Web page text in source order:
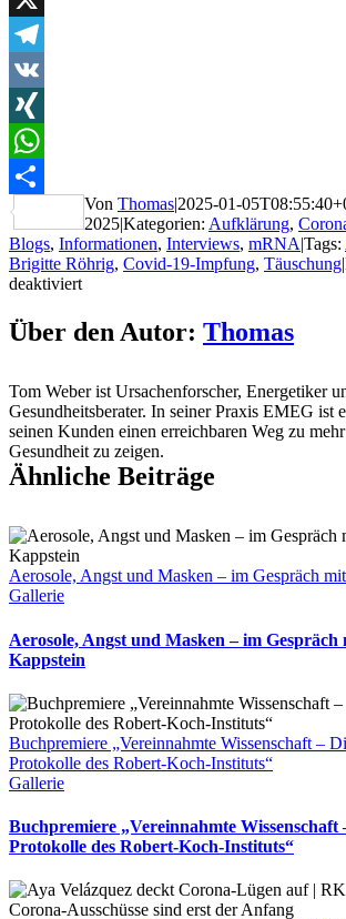
X
Telegram
VK
XING
WhatsApp
Teilen
Von Thomas|2025-01-
2025|Kategorien: Aufklärung,
Blogs, Informationen, Interviews, mRNA|Tags:
Brigitte Röhrig, Covid-19-Impfung, Täuschung|
deaktiviertfür
„Wie
die
über
die
Covid-
19-
Impfung
getäuscht
Über den Autor: Thomas
Tom Weber ist Ursachenforscher, Energetiker
Gesundheitsberater. In seiner Praxis EMEG ist
seinen Kunden einen erreichbaren Weg zu
Gesundheit zu zeigen.
Ähnliche Beiträge
Aerosole, Angst und Masken – im Gespräch
Gallerie
Aerosole, Angst und Masken – im
Kappstein
Buchpremiere „Vereinnahmte Wissenschaft –
Protokolle des Robert-Koch-Instituts“
Gallerie
Buchpremiere „Vereinnahmte Wissenschaft
Protokolle des Robert-Koch-Instituts“